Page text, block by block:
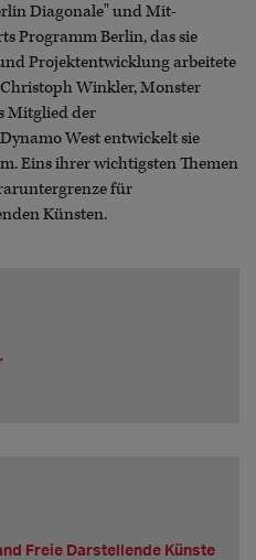
Diagonale" und Mit-
Programm Berlin, das sie
Projektentwicklung arbeitete
Christoph Winkler, Monster
Mitglied der
West entwickelt sie
Eins ihrer wichtigsten Themen
für
Künsten.
Freie Darstellende Künste